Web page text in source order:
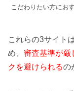
こだわりたい方におす
これらの3サイト
め、 審査基準が厳
クを避けられるの